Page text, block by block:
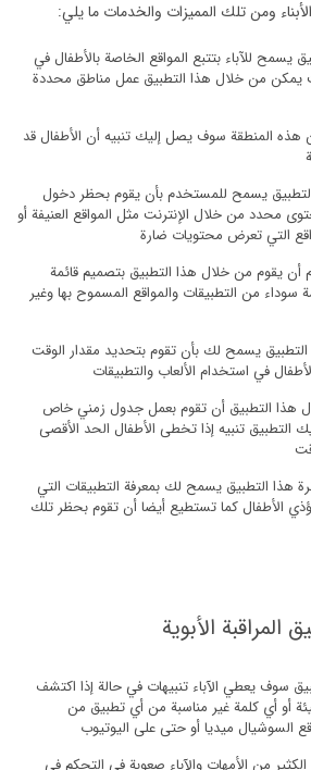
ومن تلك المميزات والخدمات ما يلي:
يسمح للآباء بتتبع المواقع الخاصة بالأطفال في
يمكن من خلال هذا التطبيق عمل مناطق محددة
هذه المنطقة سوف يصل إليك تنبيه أن الأطفال قد
يسمح للمستخدم بأن يقوم بحظر دخول
محدد من خلال الإنترنت مثل المواقع العنيفة أو
التي تعرض محتويات ضارة
يقوم من خلال هذا التطبيق بتصميم قائمة
سوداء من التطبيقات والمواقع المسموح بها وغير
يسمح لك بأن تقوم بتحديد مقدار الوقت
في استخدام الألعاب والتطبيقات
التطبيق أن تقوم بعمل جدول زمني خاص
التطبيق تنبيه إذا تخطى الأطفال الحد الأقصى
هذا التطبيق يسمح لك بمعرفة التطبيقات التي
الأطفال كما تستطيع أيضا أن تقوم بحظر تلك
الأبوية
سوف يعطي الآباء تنبيهات في حالة إذا اكتشف
أو أي كلمة غير مناسبة من أي تطبيق من
السوشيال ميديا أو حتى على اليوتيوب
من الأمهات والآباء صعوبة في التحكم في